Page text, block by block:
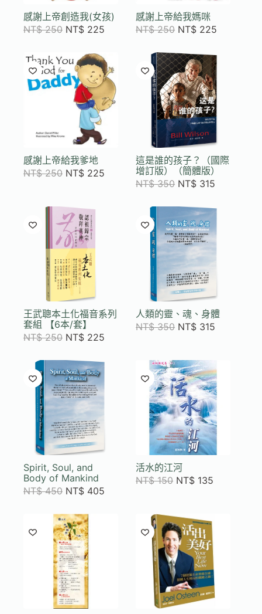
感謝上帝創造我(女孩)
NT$250 NT$ 225
感謝上帝給我媽咪
NT$250 NT$ 225
感謝上帝給我爹地
NT$250 NT$ 225
這是誰的孩子？（國際
增訂版）（簡體版）
NT$350 NT$ 315
王武聰本土化福音系列
套組 【6本/套】
NT$250 NT$ 225
人類的靈、魂、身體
NT$350 NT$ 315
Spirit, Soul, and
Body of Mankind
NT$450 NT$ 405
活水的江河
NT$150 NT$ 135